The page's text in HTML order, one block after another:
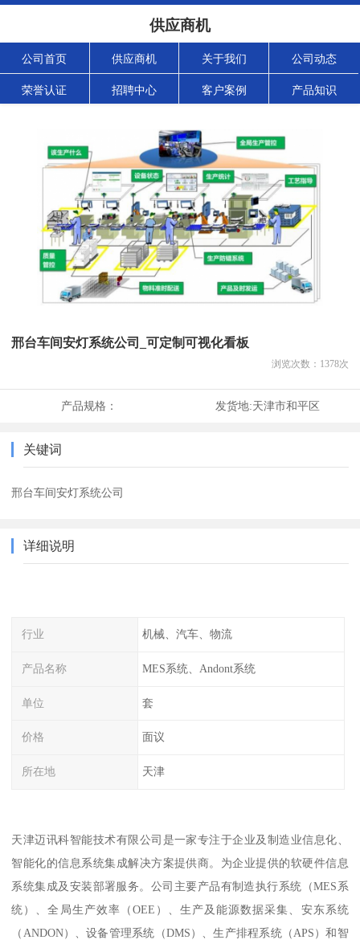
供应商机
公司首页 供应商机 关于我们 公司动态
荣誉认证 招聘中心 客户案例 产品知识
邢台车间安灯系统公司_可定制可视化看板
浏览次数： 1378次
产品规格： 发货地:天津市和平区
关键词
邢台车间安灯系统公司
详细说明
行业 机械、汽车、物流
产品名称 MES系统、Andont系统
单位 套
价格 面议
所在地 天津
天津迈讯科智能技术有限公司是一家专注于企业及制造业信息化、
智能化的信息系统集成解决方案提供商。为企业提供的软硬件信息
系统集成及安装部署服务。公司主要产品有制造执行系统（MES系
统）、全局生产效率（OEE）、生产及能源数据采集、安东系统
（ANDON）、设备管理系统（DMS）、生产排程系统（APS）和智